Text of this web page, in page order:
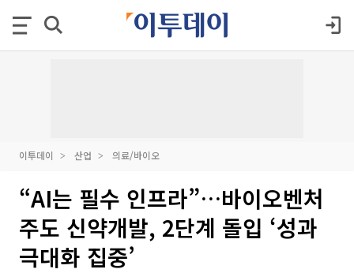
이투데이 산업 의료/바이오
“AI는 필수 인프라”…바이오벤처
주도 신약개발, 2단계 돌입 ‘성과
극대화 집중’